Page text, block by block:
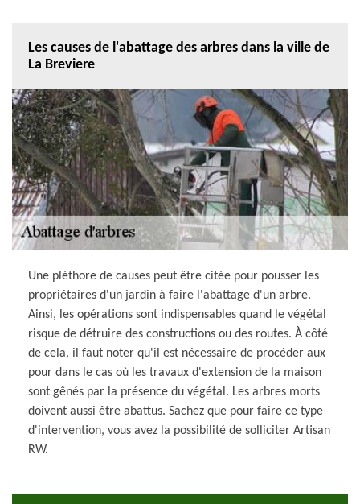
Les causes de l'abattage des arbres dans la ville de
La Breviere
Une pléthore de causes peut être citée pour pousser les
propriétaires d'un jardin à faire l'abattage d'un arbre.
Ainsi, les opérations sont indispensables quand le végétal
risque de détruire des constructions ou des routes. À côté
de cela, il faut noter qu'il est nécessaire de procéder aux
pour dans le cas où les travaux d'extension de la maison
sont gênés par la présence du végétal. Les arbres morts
doivent aussi être abattus. Sachez que pour faire ce type
d'intervention, vous avez la possibilité de solliciter Artisan
RW.